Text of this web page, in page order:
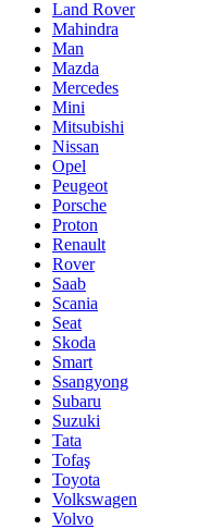
Land Rover
Mahindra
Man
Mazda
Mercedes
Mini
Mitsubishi
Nissan
Opel
Peugeot
Porsche
Proton
Renault
Rover
Saab
Scania
Seat
Skoda
Smart
Ssangyong
Subaru
Suzuki
Tata
Tofaş
Toyota
Volkswagen
Volvo